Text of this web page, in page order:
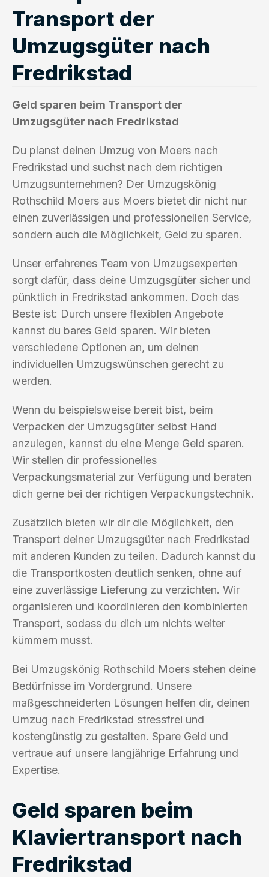
Transport der
Umzugsgüter nach
Fredrikstad
Geld sparen beim Transport der
Umzugsgüter nach Fredrikstad
Du planst deinen Umzug von Moers nach
Fredrikstad und suchst nach dem richtigen
Umzugsunternehmen? Der Umzugskönig
Rothschild Moers aus Moers bietet dir nicht nur
einen zuverlässigen und professionellen Service,
sondern auch die Möglichkeit, Geld zu sparen.
Unser erfahrenes Team von Umzugsexperten
sorgt dafür, dass deine Umzugsgüter sicher und
pünktlich in Fredrikstad ankommen. Doch das
Beste ist: Durch unsere flexiblen Angebote
kannst du bares Geld sparen. Wir bieten
verschiedene Optionen an, um deinen
individuellen Umzugswünschen gerecht zu
werden.
Wenn du beispielsweise bereit bist, beim
Verpacken der Umzugsgüter selbst Hand
anzulegen, kannst du eine Menge Geld sparen.
Wir stellen dir professionelles
Verpackungsmaterial zur Verfügung und beraten
dich gerne bei der richtigen Verpackungstechnik.
Zusätzlich bieten wir dir die Möglichkeit, den
Transport deiner Umzugsgüter nach Fredrikstad
mit anderen Kunden zu teilen. Dadurch kannst du
die Transportkosten deutlich senken, ohne auf
eine zuverlässige Lieferung zu verzichten. Wir
organisieren und koordinieren den kombinierten
Transport, sodass du dich um nichts weiter
kümmern musst.
Bei Umzugskönig Rothschild Moers stehen deine
Bedürfnisse im Vordergrund. Unsere
maßgeschneiderten Lösungen helfen dir, deinen
Umzug nach Fredrikstad stressfrei und
kostengünstig zu gestalten. Spare Geld und
vertraue auf unsere langjährige Erfahrung und
Expertise.
Geld sparen beim
Klaviertransport nach
Fredrikstad